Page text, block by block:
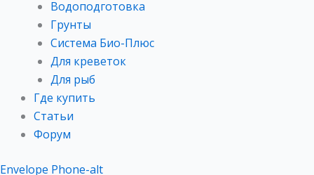
Водоподготовка
Грунты
Система Био-Плюс​
Для креветок​
Для рыб
Где купить
Статьи
Форум
Envelope Phone-alt